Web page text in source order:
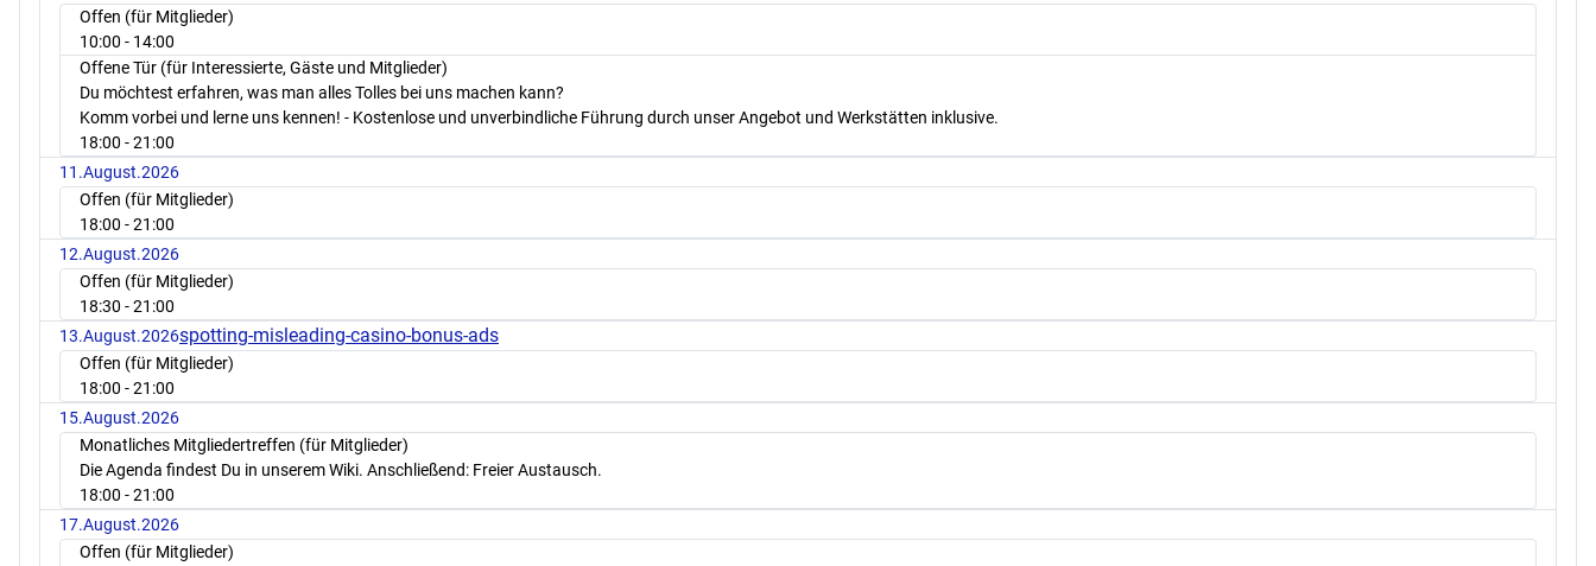
Offen (für Mitglieder)
10:00 - 14:00
Offene Tür (für Interessierte, Gäste und Mitglieder)
Du möchtest erfahren, was man alles Tolles bei uns machen kann?
Komm vorbei und lerne uns kennen! - Kostenlose und unverbindliche Führung durch unser Angebot und Werkstätten inklusive.
18:00 - 21:00
11.August.2026
Offen (für Mitglieder)
18:00 - 21:00
12.August.2026
Offen (für Mitglieder)
18:30 - 21:00
13.August.2026spotting-misleading-casino-bonus-ads
Offen (für Mitglieder)
18:00 - 21:00
15.August.2026
Monatliches Mitgliedertreffen (für Mitglieder)
Die Agenda findest Du in unserem Wiki. Anschließend: Freier Austausch.
18:00 - 21:00
17.August.2026
Offen (für Mitglieder)